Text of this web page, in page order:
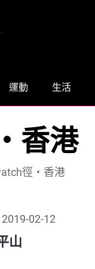
運動 生活
香港
徑‧香港
2019-02-12
山